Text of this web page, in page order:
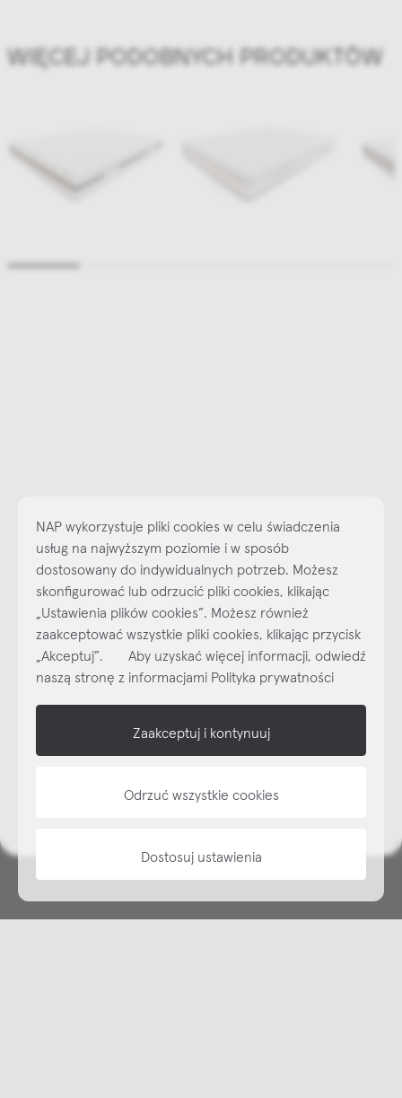
WIĘCEJ PODOBNYCH PRODUKTÓW
Najlepsze inspiracje i promocje na wyciągnięcie ręki, zapisz się już
dzisiaj do naszego cyklicznego newslettera!
SubskrybujNEWSLETTER
NAP
NAP wykorzystuje pliki cookies w celu świadczenia
usług na najwyższym poziomie i w sposób
dostosowany do indywidualnych potrzeb. Możesz
skonfigurować lub odrzucić pliki cookies, klikając
„Ustawienia plików cookies”. Możesz również
zaakceptować wszystkie pliki cookies, klikając przycisk
„Akceptuj”. Aby uzyskać więcej informacji, odwiedź
naszą stronę z informacjami Polityka prywatności
Zaakceptuj i kontynuuj
Odrzuć wszystkie cookies
Dostosuj ustawienia